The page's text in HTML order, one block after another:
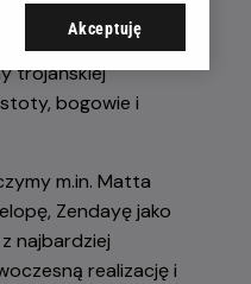
trojańskiej
bogowie i
m.in. Matta
Zendayę jako
najbardziej
realizację i
Akceptuję